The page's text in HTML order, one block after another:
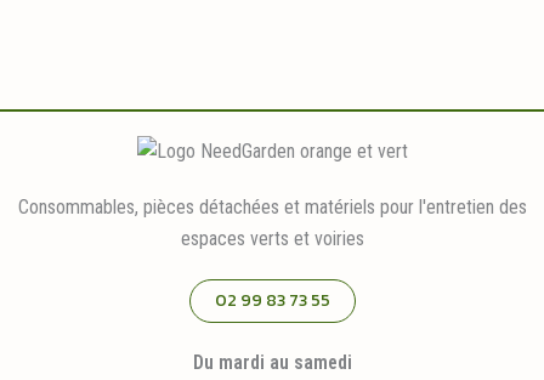
Consommables, pièces détachées et matériels pour l'entretien des
espaces verts et voiries
02 99 83 73 55
Du mardi au samedi